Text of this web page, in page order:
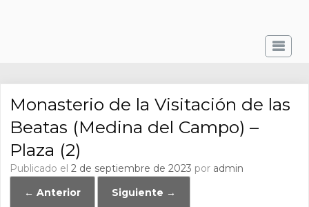
Monasterio de la Visitación de las
Beatas (Medina del Campo) –
Plaza (2)
Publicado el2 de septiembre de 2023 por admin
← Anterior
Siguiente →